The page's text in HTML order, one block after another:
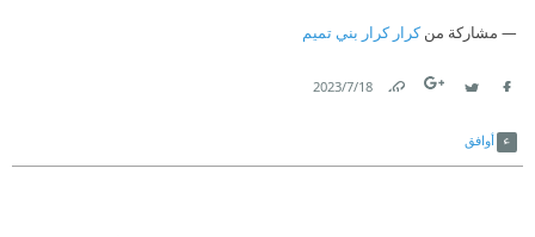
مشاركة منكرار كرار بني تميم
18‏/7‏/2023
أوافق